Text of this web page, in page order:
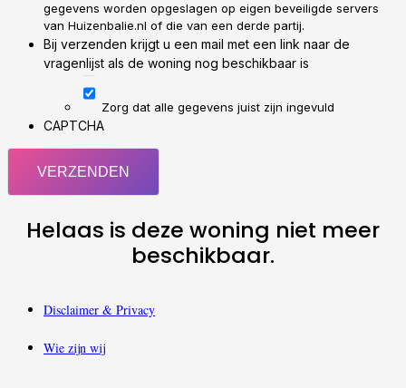
gegevens worden opgeslagen op eigen beveiligde servers
van Huizenbalie.nl of die van een derde partij.
Bij verzenden krijgt u een mail met een link naar de
vragenlijst als de woning nog beschikbaar is
Zorg dat alle gegevens juist zijn ingevuld
CAPTCHA
Helaas is deze woning niet meer
beschikbaar.
Disclaimer & Privacy
Wie zijn wij